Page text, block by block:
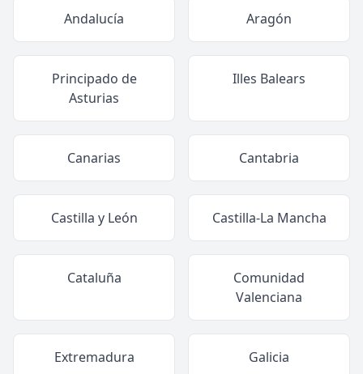
Andalucía Aragón
Principado de
Asturias
Illes Balears
Canarias Cantabria
Castilla y León Castilla-La Mancha
Cataluña
Comunidad
Valenciana
Extremadura Galicia